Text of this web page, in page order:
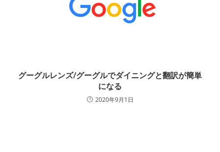
グーグルレンズ/グーグルでダイニングと翻訳が簡単
になる
2020年9月1日